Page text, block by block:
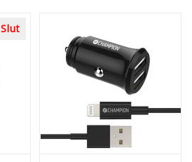
Slut